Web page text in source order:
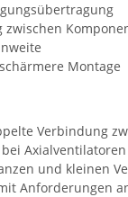
zwischen
Montage
Verbindung
Axialventilatoren
und kleinen
Anforderungen